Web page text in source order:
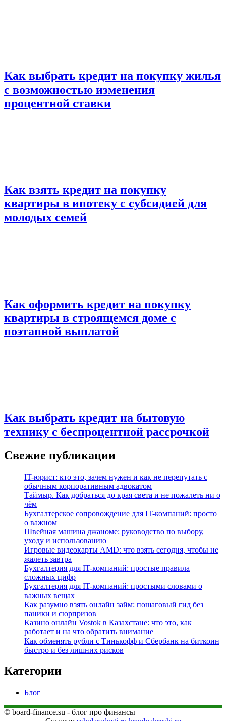
Как выбрать кредит на покупку жилья
с возможностью изменения
процентной ставки
Как взять кредит на покупку
квартиры в ипотеку с субсидией для
молодых семей
Как оформить кредит на покупку
квартиры в строящемся доме с
поэтапной выплатой
Как выбрать кредит на бытовую
технику с беспроцентной рассрочкой
Свежие публикации
IT-юрист: кто это, зачем нужен и как не перепутать с
обычным корпоративным адвокатом
Таймыр. Как добраться до края света и не пожалеть ни о
чём
Бухгалтерское сопровождение для IT-компаний: просто
о важном
Швейная машина джаноме: руководство по выбору,
уходу и использованию
Игровые видеокарты AMD: что взять сегодня, чтобы не
жалеть завтра
Бухгалтерия для IT-компаний: простые правила
сложных цифр
Бухгалтерия для IT-компаний: простыми словами о
важных вещах
Как разумно взять онлайн займ: пошаговый гид без
паники и сюрпризов
Казино онлайн Vostok в Казахстане: что это, как
работает и на что обратить внимание
Как обменять рубли с Тинькофф и Сбербанк на биткоин
быстро и без лишних рисков
Категории
Блог
© board-finance.su - блог про финансы